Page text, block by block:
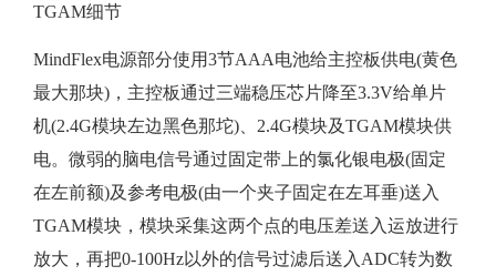
TGAM细节
MindFlex电源部分使用3节AAA电池给主控板供电(黄色
最大那块)，主控板通过三端稳压芯片降至3.3V给单片
机(2.4G模块左边黑色那坨)、2.4G模块及TGAM模块供
电。微弱的脑电信号通过固定带上的氯化银电极(固定
在左前额)及参考电极(由一个夹子固定在左耳垂)送入
TGAM模块，模块采集这两个点的电压差送入运放进行
放大，再把0-100Hz以外的信号过滤后送入ADC转为数